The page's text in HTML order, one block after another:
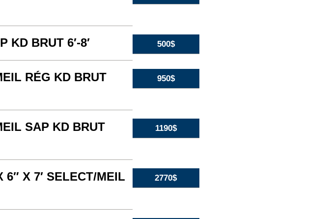
KD BRUT 6′-8′ 500$
RÉG KD BRUT
950$
SAP KD BRUT
1190$
6″ X 7′ SELECT/MEIL
2770$